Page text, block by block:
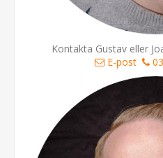
Kontakta Gustav eller
E-post